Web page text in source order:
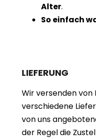
Alter.
So einfach
LIEFERUNG
Wir versenden von
verschiedene
von uns
der Regel die